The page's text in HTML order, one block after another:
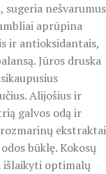
sugeria nešvarumus
aprūpina
ir antioksidantais,
Jūros druska
Alijošius ir
galvos odą ir
ekstraktai
būklę. Kokosų
išlaikyti optimalų